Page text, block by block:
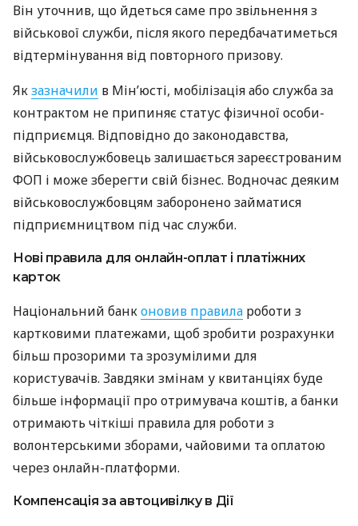
Він уточнив, що йдеться саме про звільнення з
військової служби, після якого передбачатиметься
відтермінування від повторного призову.
Якзазначили в Мін’юсті, мобілізація або служба за
контрактом не припиняє статус фізичної особи-
підприємця. Відповідно до законодавства,
військовослужбовець залишається зареєстрованим
ФОП і може зберегти свій бізнес. Водночас деяким
військовослужбовцям заборонено займатися
підприємництвом під час служби.
Нові правила для онлайн-оплат і платіжних
карток
Національний банконовив правила роботи з
картковими платежами, щоб зробити розрахунки
більш прозорими та зрозумілими для
користувачів. Завдяки змінам у квитанціях буде
більше інформації про отримувача коштів, а банки
отримають чіткіші правила для роботи з
волонтерськими зборами, чайовими та оплатою
через онлайн-платформи.
Компенсація за автоцивілку в Дії